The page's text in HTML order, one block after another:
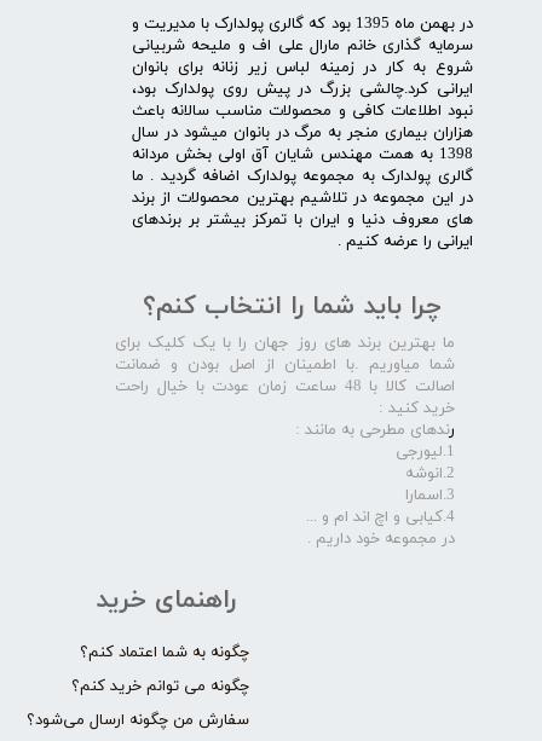
در بهمن ماه 1395 بود که گالری پولدارک با مدیریت و
سرمایه گذاری خانم مارال علی اف و ملیحه شربیانی
شروع به کار در زمینه لباس زیر زنانه برای بانوان
ایرانی کرد.چالشی بزرگ در پیش روی پولدارک بود،
نبود اطلاعات کافی و محصولات مناسب سالانه باعث
هزاران بیماری منجر به مرگ در بانوان میشود در سال
1398 به همت مهندس شایان آق اولی بخش مردانه
گالری پولدارک به مجموعه پولدارک اضافه گردید . ما
در این مجموعه در تلاشیم بهترین محصولات از برند
های معروف دنیا و ایران با تمرکز بیشتر بر برندهای
ایرانی را عرضه کنیم .​​​​​​​
راهنمای خرید
چگونه به شما اعتماد کنم؟
چگونه می توانم خرید کنم؟
سفارش من چگونه ارسال می‌شود؟
چرا باید شما را انتخاب کنم؟
ما بهترین برند های روز جهان را با یک کلیک برای
شما میاوریم .با اطمینان از اصل بودن و ضمانت
اصالت کالا با 48 ساعت زمان عودت با خیال راحت
خرید کنید :
رندهای مطرحی به مانند :
1.لیورجی
2.انوشه
3.اسمارا
4.کیابی و اچ اند ام و ...
در مجموعه خود داریم .​​​​​​​